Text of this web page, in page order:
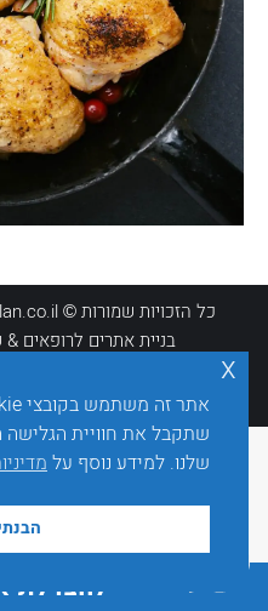
כל הזכויות שמורות © sarakaplan.co.il - ד"ר שרה קפלן 2026
בניית אתרים לרופאים &
לחצו
שתקבל את חוויית הגלישה
שלנו. למידע נוסף על
x